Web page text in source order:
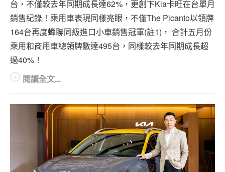
台，不僅較去年同期成長達62%，更創下Kia卡旺在台單月
銷售紀錄！乘用車表現同樣亮眼，不僅The Picanto以領牌
164台再度蟬聯同級進口小車銷售冠軍(註1)， 合計五月份
乘用和商用車總領牌數達495台，同樣較去年同期成長超
過40%！
閱讀全文...